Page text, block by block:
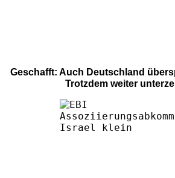
Geschafft: Auch Deutschland
Trotzdem weiter